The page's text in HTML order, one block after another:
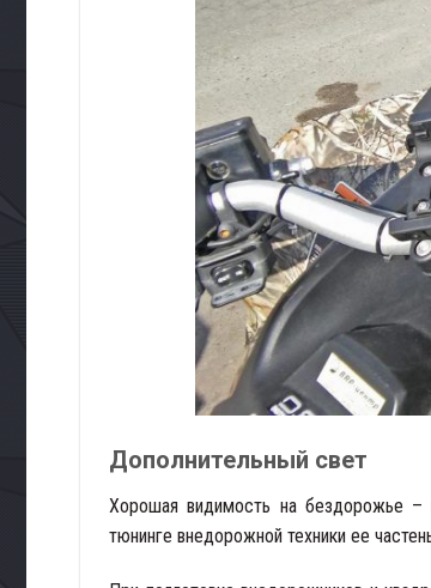
Дополнительный свет
Хорошая видимость на бездорожье –
тюнинге внедорожной техники ее